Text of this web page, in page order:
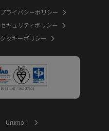
プライバシーポリシー
セキュリティポリシー
クッキーポリシー
Urumo！